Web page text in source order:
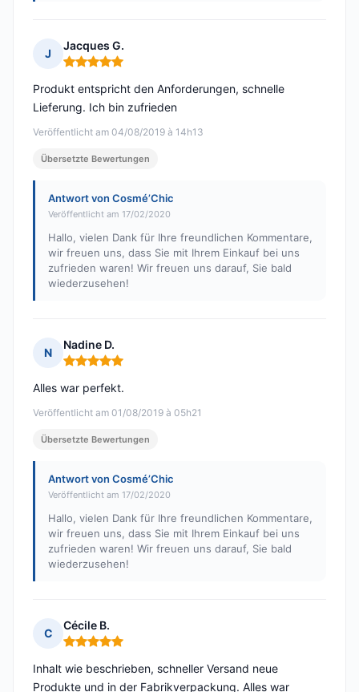
J
Jacques G.
Hinweis: 5 von 5
Veröffentlicht am 04/08/2019 à 14h13
Produkt entspricht den Anforderungen, schnelle
Lieferung. Ich bin zufrieden
Übersetzte Bewertungen
Antwort von Cosmé’Chic
Veröffentlicht am 17/02/2020
Hallo, vielen Dank für Ihre freundlichen Kommentare,
wir freuen uns, dass Sie mit Ihrem Einkauf bei uns
zufrieden waren! Wir freuen uns darauf, Sie bald
wiederzusehen!
N
Nadine D.
Hinweis: 5 von 5
Veröffentlicht am 01/08/2019 à 05h21
Alles war perfekt.
Übersetzte Bewertungen
Antwort von Cosmé’Chic
Veröffentlicht am 17/02/2020
Hallo, vielen Dank für Ihre freundlichen Kommentare,
wir freuen uns, dass Sie mit Ihrem Einkauf bei uns
zufrieden waren! Wir freuen uns darauf, Sie bald
wiederzusehen!
C
Cécile B.
Hinweis: 5 von 5
Inhalt wie beschrieben, schneller Versand neue
Produkte und in der Fabrikverpackung. Alles war